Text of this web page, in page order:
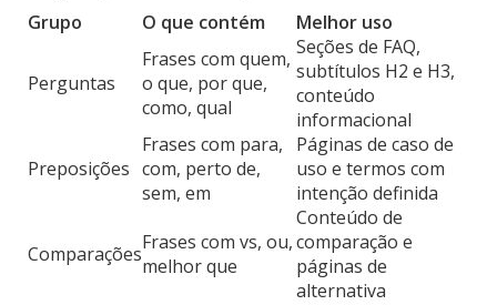
Grupo
O que contém Melhor uso
Perguntas
Frases com quem,
o que, por que,
como, qual
Seções de FAQ,
subtítulos H2 e H3,
conteúdo
informacional
Preposições
Frases com para,
com, perto de,
sem, em
Páginas de caso de
uso e termos com
intenção definida
ComparaçõesFrases com vs, ou,
melhor que
Conteúdo de
comparação e
páginas de
alternativa